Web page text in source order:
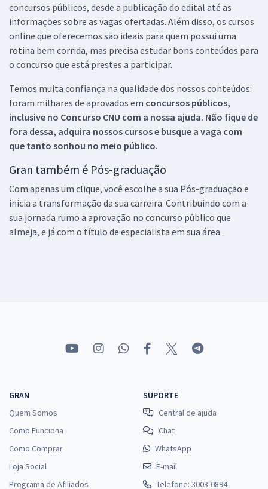
concursos públicos, desde a publicação do edital até as
informações sobre as vagas ofertadas. Além disso, os cursos
online que oferecemos são ideais para quem possui uma
rotina bem corrida, mas precisa estudar bons conteúdos para
o concurso que está prestes a participar.
Temos muita confiança na qualidade dos nossos conteúdos:
foram milhares de aprovados em concursos públicos,
inclusive no Concurso CNU com a nossa ajuda. Não fique de
fora dessa, adquira nossos cursos e busque a vaga com
que tanto sonhou no meio público.
Gran também é Pós-graduação
Com apenas um clique, você escolhe a sua Pós-graduação e
inicia a transformação da sua carreira. Contribuindo com a
sua jornada rumo a aprovação no concurso público que
almeja, e já com o título de especialista em sua área.
GRAN
Quem Somos
Como Funciona
Como Comprar
Loja Social
Programa de Afiliados
SUPORTE
Central de ajuda
Chat
WhatsApp
E-mail
Telefone: 3003-0894